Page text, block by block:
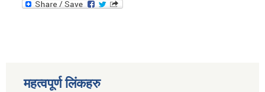
महत्वपूर्ण लिंकहरु